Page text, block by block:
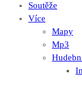
Soutěže
Více
Mapy
Mp3